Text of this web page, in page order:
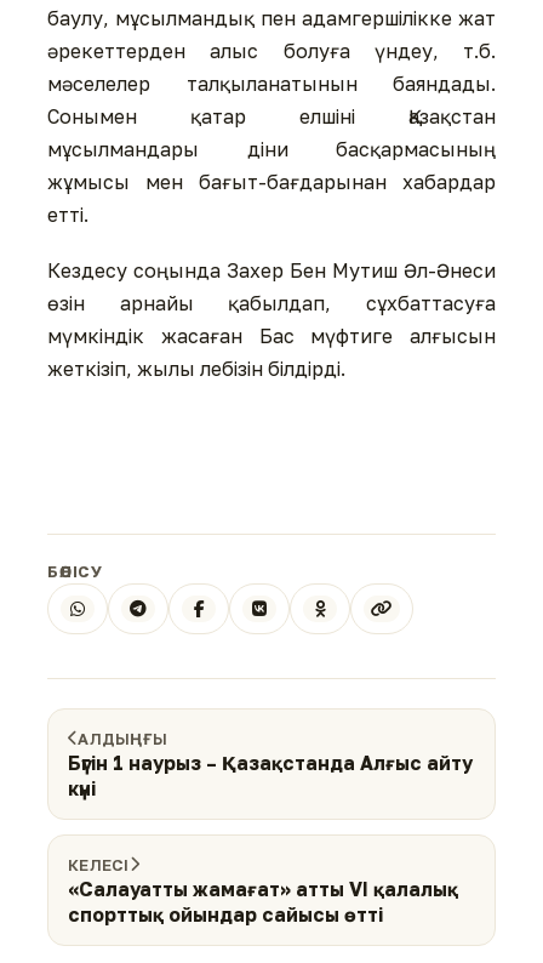
баулу, мұсылмандық пен адамгершілікке жат
әрекеттерден алыс болуға үндеу, т.б.
мәселелер талқыланатынын баяндады.
Сонымен қатар елшіні Қазақстан
мұсылмандары діни басқармасының
жұмысы мен бағыт-бағдарынан хабардар
етті.
Кездесу соңында Захер Бен Мутиш Әл-Әнеси
өзін арнайы қабылдап, сұхбаттасуға
мүмкіндік жасаған Бас мүфтиге алғысын
жеткізіп, жылы лебізін білдірді.
БӨЛІСУ
АЛДЫҢҒЫ
Бүгін 1 наурыз – Қазақстанда Алғыс айту
күні
КЕЛЕСІ
«Салауатты жамағат» атты VI қалалық
спорттық ойындар сайысы өтті